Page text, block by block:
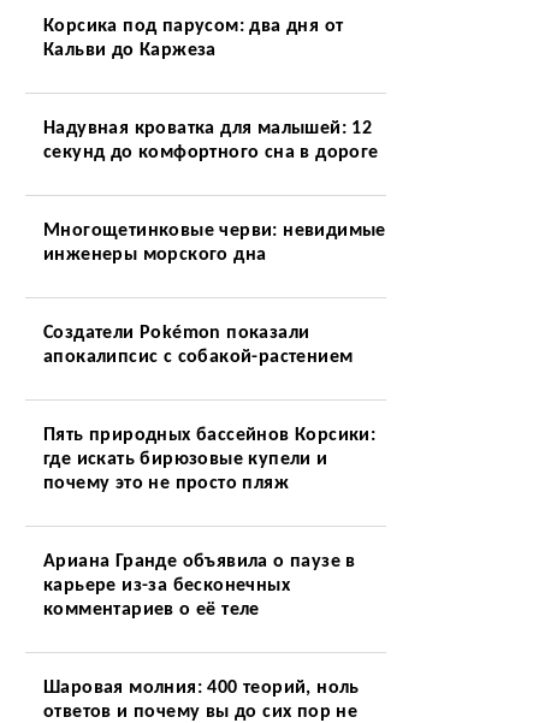
Корсика под парусом: два дня от
Кальви до Каржеза
Надувная кроватка для малышей: 12
секунд до комфортного сна в дороге
Многощетинковые черви: невидимые
инженеры морского дна
Создатели Pokémon показали
апокалипсис с собакой-растением
Пять природных бассейнов Корсики:
где искать бирюзовые купели и
почему это не просто пляж
Ариана Гранде объявила о паузе в
карьере из-за бесконечных
комментариев о её теле
Шаровая молния: 400 теорий, ноль
ответов и почему вы до сих пор не